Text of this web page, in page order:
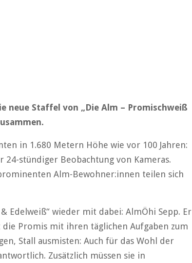
neue Staffel von „Die Alm – Promischweiß
in 1.680 Metern Höhe wie vor 100 Jahren:
stündiger Beobachtung von Kameras.
Alm-Bewohner:innen teilen sich
Edelweiß“ wieder mit dabei: AlmÖhi Sepp. Er
Promis mit ihren täglichen Aufgaben zum
Stall ausmisten: Auch für das Wohl der
Zusätzlich müssen sie in